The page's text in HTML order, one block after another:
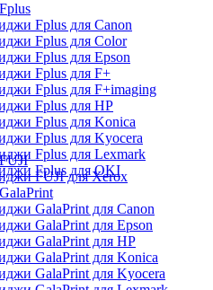
Fplus для Canon
Fplus для Color
Fplus для Epson
Fplus для F+
Fplus для F+imaging
Fplus для HP
Fplus для Konica
Fplus для Kyocera
Fplus для Lexmark
Fplus для OKI
FUJI для Xerox
GalaPrint для Canon
GalaPrint для Epson
GalaPrint для HP
GalaPrint для Konica
GalaPrint для Kyocera